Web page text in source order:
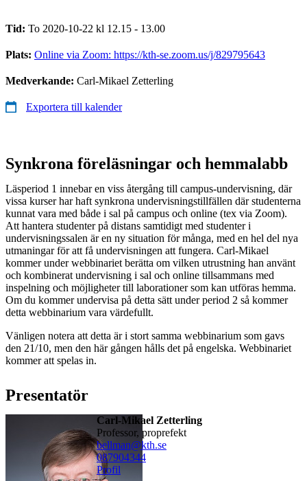
Tid: To 2020-10-22 kl 12.15 - 13.00
Plats: Online via Zoom: https://kth-se.zoom.us/j/829795643
Medverkande: Carl-Mikael Zetterling
Exportera till kalender
Synkrona föreläsningar och hemmalabb
Läsperiod 1 innebar en viss återgång till campus-undervisning, där
vissa kurser har haft synkrona undervisningstillfällen där studenterna
kunnat vara med både i sal på campus och online (tex via Zoom).
Att hantera studenter på distans samtidigt med studenter i
undervisningssalen är en ny situation för många, med en hel del nya
utmaningar för att få undervisningen att fungera. Carl-Mikael
kommer under webbinariet berätta om vilken utrustning han använt
och kombinerat undervisning i sal och online tillsammans med
inspelning och möjligheter till laborationer som kan utföras hemma.
Om du kommer undervisa på detta sätt under period 2 så kommer
detta webbinarium vara värdefullt.
Vänligen notera att detta är i stort samma webbinarium som gavs
den 21/10, men den här gången hålls det på engelska. Webbinariet
kommer att spelas in.
Presentatör
Carl-Mikael Zetterling
professor, proprefekt
bellman@kth.se
087904344
Profil